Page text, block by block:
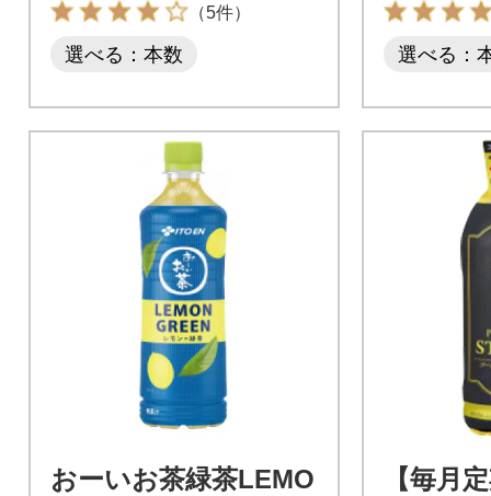
（5件）
選べる：本数 選べる：
おーいお茶緑茶LEMO
【毎月